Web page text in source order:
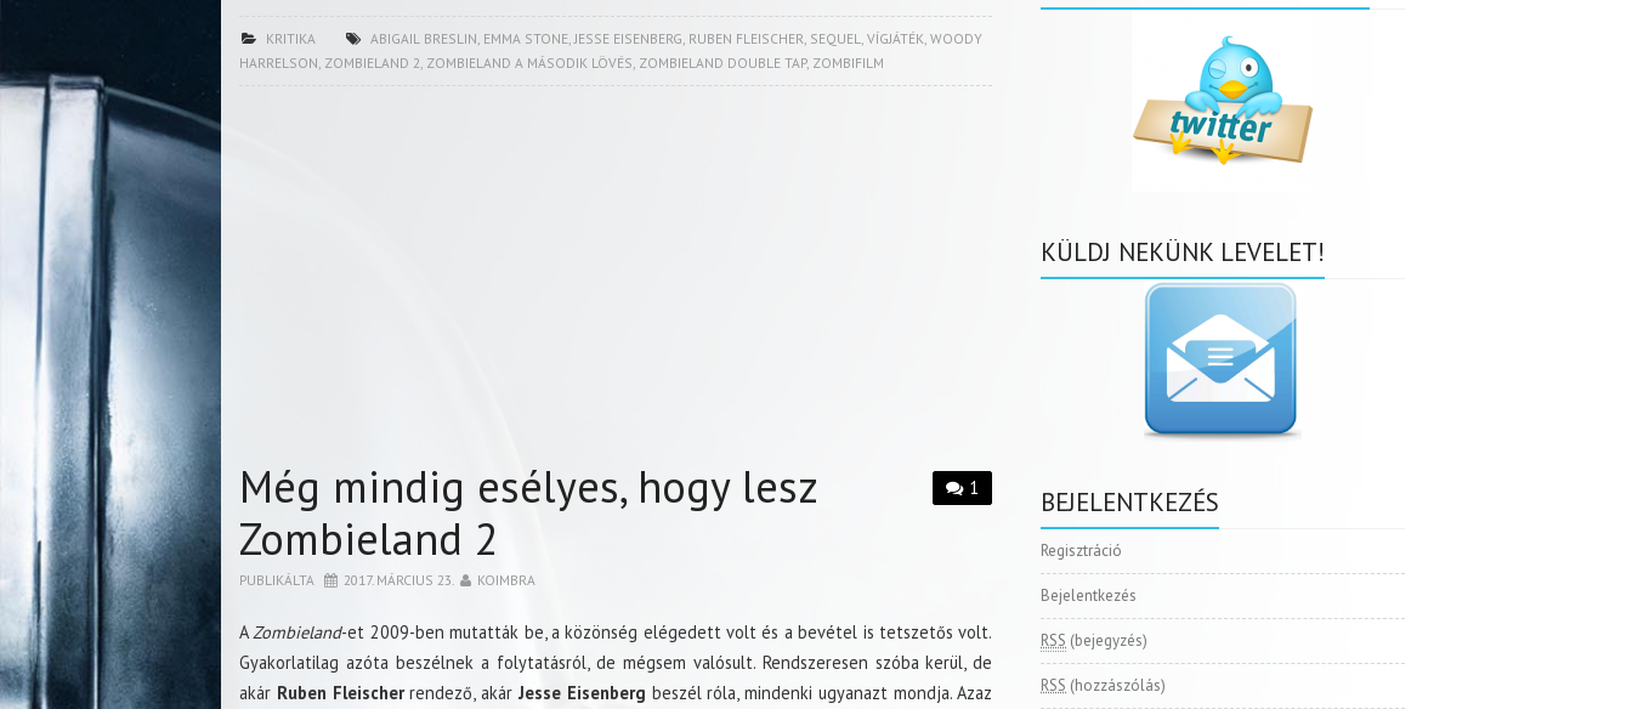
KRITIKA ABIGAIL BRESLIN EMMA STONE, JESSE EISENBERG RUBEN FLEISCHER SEQUEL VÍGJÁTÉK WOODY
HARRELSON ZOMBIELAND 2 ZOMBIELAND A MÁSODIK LÖVÉS ZOMBIELAND DOUBLE TAP, ZOMBIFILM
1
Még mindig esélyes, hogy lesz
Zombieland 2
PUBLIKÁLTA 2017. MÁRCIUS 23. KOIMBRA
A Zombieland-et 2009-ben mutatták be, a közönség elégedett volt és a bevétel is tetszetős volt.
Gyakorlatilag azóta beszélnek a folytatásról, de mégsem valósult. Rendszeresen szóba kerül, de
akár Ruben Fleischerrendező, akár Jesse Eisenberg beszél róla, mindenki ugyanazt mondja. Azaz
KÜLDJ NEKÜNK LEVELET!
BEJELENTKEZÉS
Regisztráció
Bejelentkezés
RSS (bejegyzés)
RSS (hozzászólás)